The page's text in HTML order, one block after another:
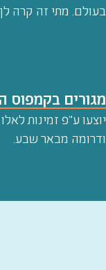
בעולם. מתי זה קרה
מגורים בקמפוס
יוצעו ע"פ זמינות
ודרומה מבאר שבע.